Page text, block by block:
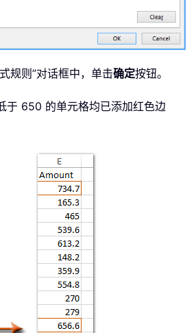
规则”对话框中，单击确定按钮。
于 650 的单元格均已添加红色边